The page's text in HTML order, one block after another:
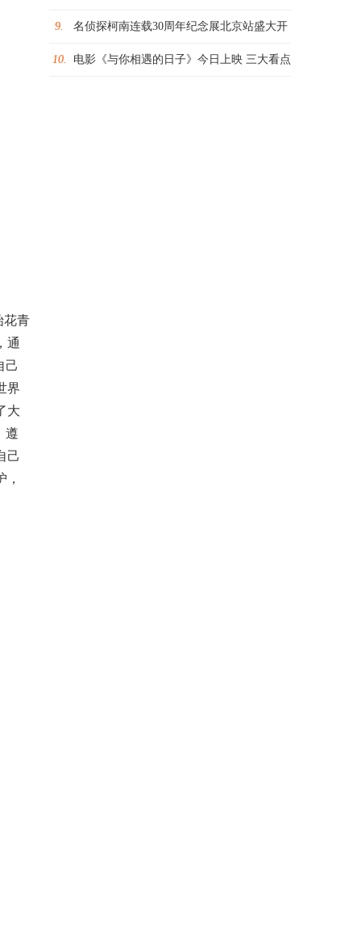
花青
通
己
界
大
遵
己
9. 名侦探柯南连载30周年纪念展北京站盛大开
10. 电影《与你相遇的日子》今日上映 三大看点